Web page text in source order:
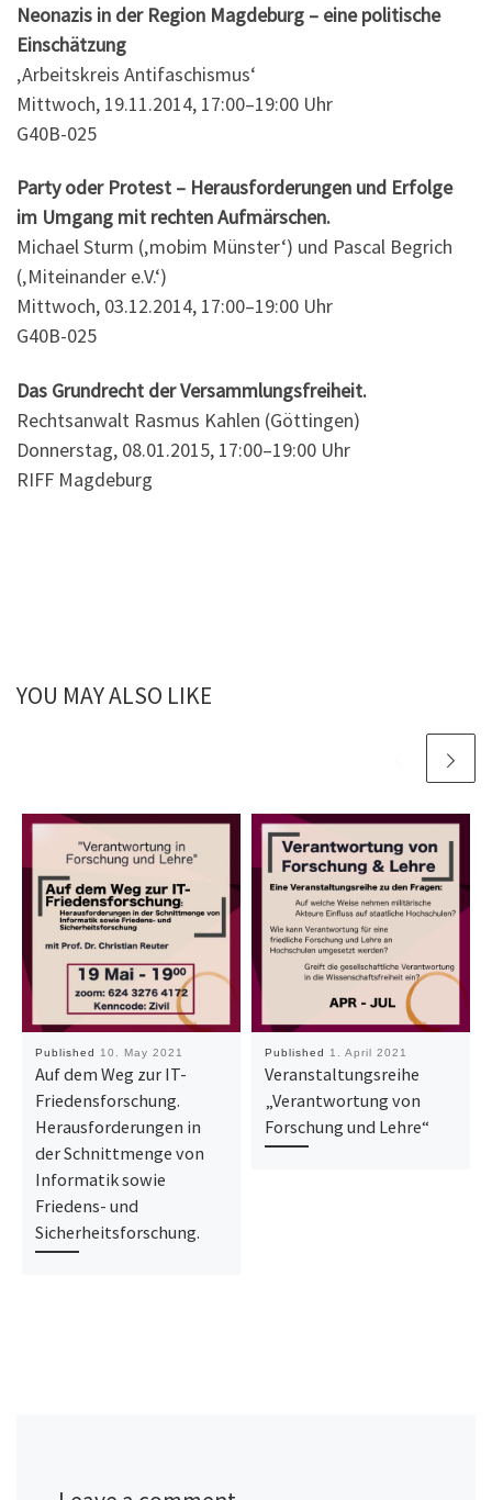
Neonazis in der Region Magdeburg – eine politische
Einschätzung
‚Arbeitskreis Antifaschismus‘
Mittwoch, 19.11.2014, 17:00–19:00 Uhr
G40B-025
Party oder Protest – Herausforderungen und Erfolge
im Umgang mit rechten Aufmärschen.
Michael Sturm (‚mobim Münster‘) und Pascal Begrich
(‚Miteinander e.V.‘)
Mittwoch, 03.12.2014, 17:00–19:00 Uhr
G40B-025
Das Grundrecht der Versammlungsfreiheit.
Rechtsanwalt Rasmus Kahlen (Göttingen)
Donnerstag, 08.01.2015, 17:00–19:00 Uhr
RIFF Magdeburg
YOU MAY ALSO LIKE
Published 10. May 2021
Auf dem Weg zur IT-
Friedensforschung.
Herausforderungen in
der Schnittmenge von
Informatik sowie
Friedens- und
Sicherheitsforschung.
Published 1. April 2021
Veranstaltungsreihe
„Verantwortung von
Forschung und Lehre“